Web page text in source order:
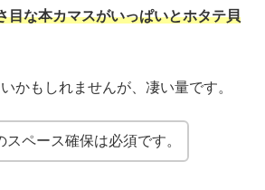
目な本カマスがいっぱいとホタテ貝
かもしれませんが、凄い量です。
スペース確保は必須です。